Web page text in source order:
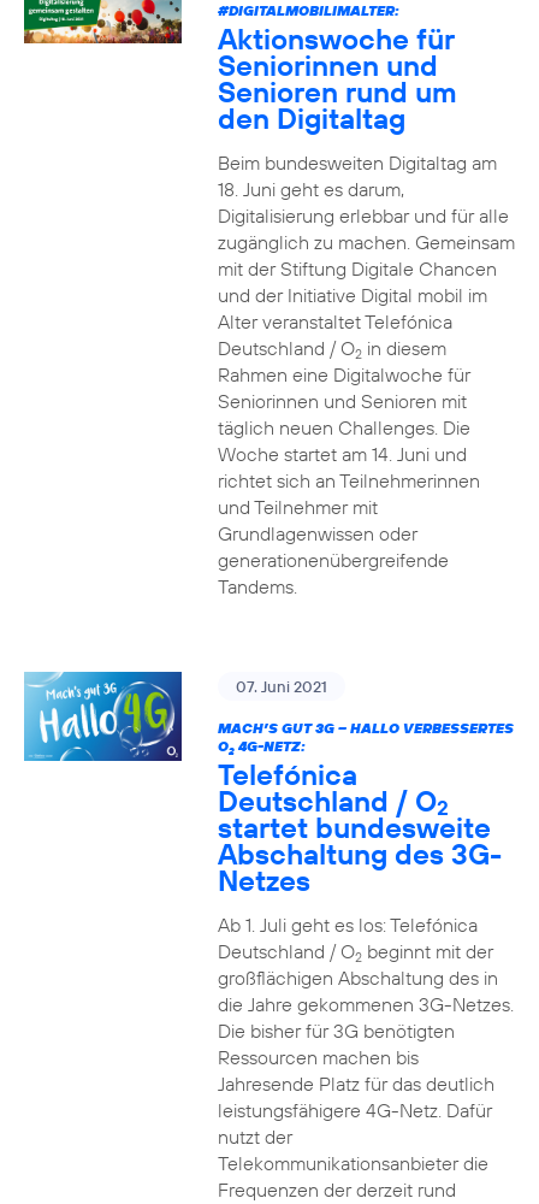
#DIGITALMOBILIMALTER:
Aktionswoche für
Seniorinnen und
Senioren rund um
den Digitaltag
Beim bundesweiten Digitaltag am
18. Juni geht es darum,
Digitalisierung erlebbar und für alle
zugänglich zu machen. Gemeinsam
mit der Stiftung Digitale Chancen
und der Initiative Digital mobil im
Alter veranstaltet Telefónica
Deutschland / O2in diesem
Rahmen eine Digitalwoche für
Seniorinnen und Senioren mit
täglich neuen Challenges. Die
Woche startet am 14. Juni und
richtet sich an Teilnehmerinnen
und Teilnehmer mit
Grundlagenwissen oder
generationenübergreifende
Tandems.
07. Juni 2021
MACH’S GUT 3G – HALLO VERBESSERTES
O24G-NETZ:
Telefónica
Deutschland / O2
startet bundesweite
Abschaltung des 3G-
Netzes
Ab 1. Juli geht es los: Telefónica
Deutschland / O2beginnt mit der
großflächigen Abschaltung des in
die Jahre gekommenen 3G-Netzes.
Die bisher für 3G benötigten
Ressourcen machen bis
Jahresende Platz für das deutlich
leistungsfähigere 4G-Netz. Dafür
nutzt der
Telekommunikationsanbieter die
Frequenzen der derzeit rund